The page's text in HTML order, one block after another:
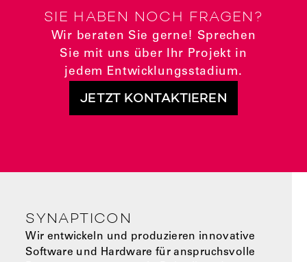
SIE HABEN NOCH FRAGEN?
Wir beraten Sie gerne! Sprechen
Sie mit uns über Ihr Projekt in
jedem Entwicklungsstadium.
JETZT KONTAKTIEREN
SYNAPTICON
Wir entwickeln und produzieren innovative
Software und Hardware für anspruchsvolle